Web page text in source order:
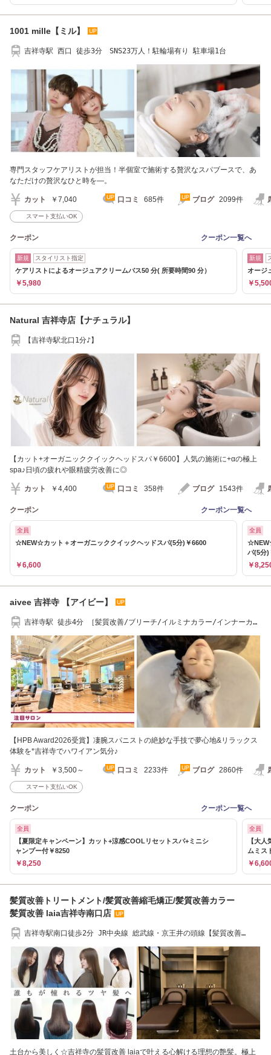
1001 mille【ミル】
吉祥寺駅 西口 徒歩3分 SNS23万人！駐輪場有り 駐車場1台
専門スタッフケアリストが担当！半個室で施術する贅沢なスパブースで、あ
なただけの贅沢なひと時を―。
カット ￥7,040 口コミ 685件 ブログ 2099件
スマート支払いOK
クーポン クーポン一覧へ
新規 スタイリスト指定
ケアリストによるオージュアクリームバス50 分( 所要時間90 分）
￥5,980
新規
オージ
￥
Natural 吉祥寺店【ナチュラル】
【吉祥寺駅北口1分♪】
【カット+オーガニッククイックヘッドスパ￥6600】人気の施術に+αの極上
spa♪日頃の疲れや眼精疲労改善に◎
カット ￥4,400 口コミ 358件 ブログ 1543件
クーポン クーポン一覧へ
全員
☆NEW☆カット＋オーガニッククイックヘッドスパ(5分)￥6600
￥6,600
全員
パ(5分)
￥
aivee 吉祥寺 【アイビー】
吉祥寺駅 徒歩4分 ［髪質改善/ブリーチ/イルミナカラー/インナーカラ
【HPB Award2026受賞】凄腕スパニストの絶妙な手技で夢心地&リラックス
体験を*吉祥寺でハワイアン気分♪
カット ￥3,500～ 口コミ 2233件 ブログ 2860件
スマート支払いOK
クーポン クーポン一覧へ
全員
【夏限定キャンペーン】カット+涼感COOLリセットスパ+ミニシ
ャンプー付￥8250
￥8,250
全員
【大
ムミス
￥
髪質改善トリートメント/髪質改善縮毛矯正/髪質改善カラー
髪質改善 laia吉祥寺南口店
吉祥寺駅南口徒歩2分 JR中央線 総武線・京王井の頭線【髪質改善
土台から美しく☆吉祥寺の髪質改善 laiaで叶える心解ける理想の艶髪。極上